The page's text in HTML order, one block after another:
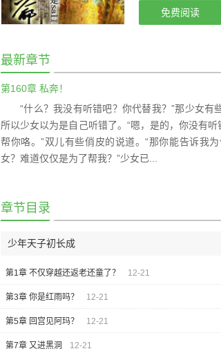
免费阅读
最新章节
第160章 私奔！
“什么？我没有听错吧？你代替我？”那少女有
所以少女以为是自己听错了。“嗯，是的，你没有
帮你咯。”双儿有些俏皮的说道。“那你能告诉我
女？难道仅仅是为了帮我？”少女已...
章节目录
少年天子初长成
第1章 不仅穿越还返老还童了？ 12-21
第3章 你是红雨吗？ 12-21
第5章 回宫见阿玛？ 12-21
第7章 又进黑洞 12-21